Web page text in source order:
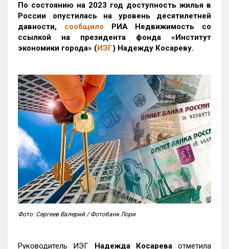
По состоянию на 2023 год доступность жилья в
России опустилась на уровень десятилетней
давности, сообщило РИА Недвижимость со
ссылкой на президента фонда «Институт
экономики города» (ИЭГ) Надежду Косареву.
Фото: Сергеев Валерий / Фотобанк Лори
Руководитель ИЭГ Надежда Косареваотметила